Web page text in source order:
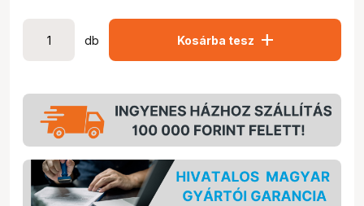
db Kosárba tesz add